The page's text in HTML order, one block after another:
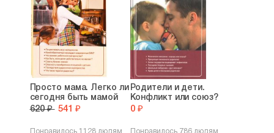
Просто мама. Легко ли
сегодня быть мамой
620 ₽ 541 ₽
Понравилось 1128 людям
Родители и дети.
Конфликт или союз?
0 ₽
Понравилось 786 людям